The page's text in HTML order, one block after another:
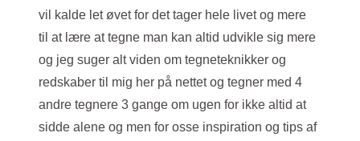
vil kalde let øvet for det tager hele livet og mere
til at lære at tegne man kan altid udvikle sig mere
og jeg suger alt viden om tegneteknikker og
redskaber til mig her på nettet og tegner med 4
andre tegnere 3 gange om ugen for ikke altid at
sidde alene og men for osse inspiration og tips af